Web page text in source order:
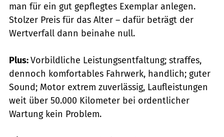
man für ein gut gepflegtes Exemplar anlegen.
Stolzer Preis für das Alter – dafür beträgt der
Wertverfall dann beinahe null.
Plus:Vorbildliche Leistungsentfaltung; straffes,
dennoch komfortables Fahrwerk, handlich; guter
Sound; Motor extrem zuverlässig, Laufleistungen
weit über 50.000 Kilometer bei ordentlicher
Wartung kein Problem.